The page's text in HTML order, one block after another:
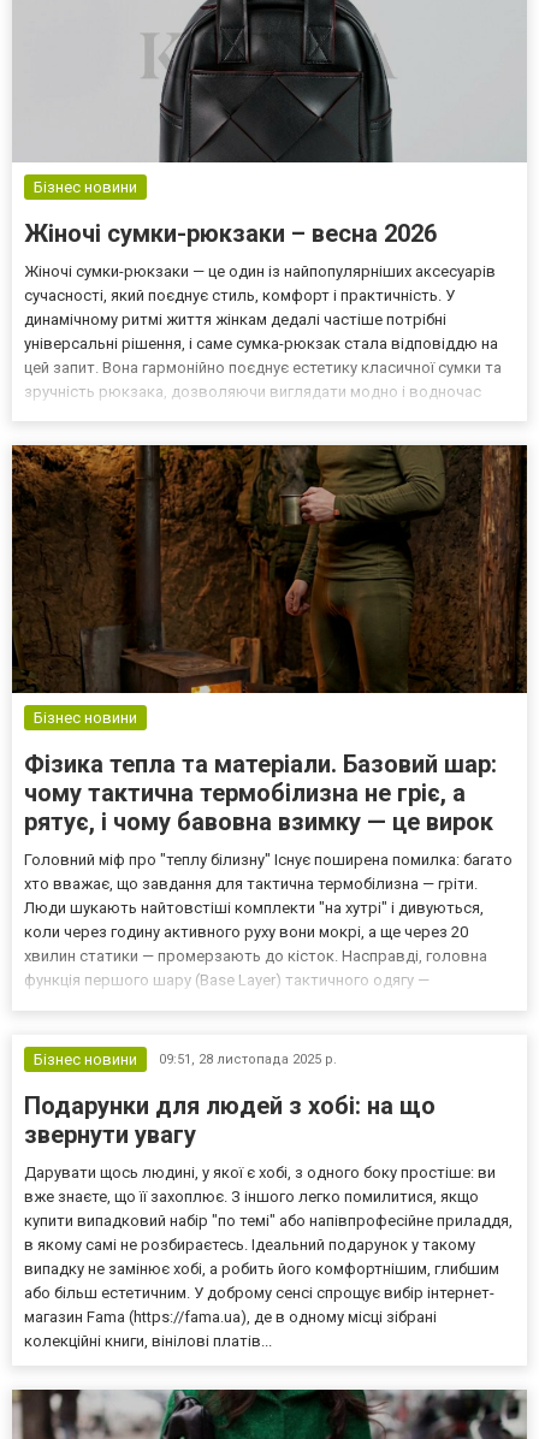
Бізнес новини
Жіночі сумки-рюкзаки – весна 2026
Жіночі сумки-рюкзаки — це один із найпопулярніших аксесуарів
сучасності, який поєднує стиль, комфорт і практичність. У
динамічному ритмі життя жінкам дедалі частіше потрібні
універсальні рішення, і саме сумка-рюкзак стала відповіддю на
цей запит. Вона гармонійно поєднує естетику класичної сумки та
зручність рюкзака, дозволяючи виглядати модно і водночас
Бізнес новини
Фізика тепла та матеріали. Базовий шар:
чому тактична термобілизна не гріє, а
рятує, і чому бавовна взимку — це вирок
Головний міф про "теплу білизну" Існує поширена помилка: багато
хто вважає, що завдання для тактична термобілизна — гріти.
Люди шукають найтовстіші комплекти "на хутрі" і дивуються,
коли через годину активного руху вони мокрі, а ще через 20
хвилин статики — промерзають до кісток. Насправді, головна
функція першого шару (Base Layer) тактичного одягу —
Бізнес новини
09:51, 28 листопада 2025 р.
Подарунки для людей з хобі: на що
звернути увагу
Дарувати щось людині, у якої є хобі, з одного боку простіше: ви
вже знаєте, що її захоплює. З іншого легко помилитися, якщо
купити випадковий набір "по темі" або напівпрофесійне приладдя,
в якому самі не розбираєтесь. Ідеальний подарунок у такому
випадку не замінює хобі, а робить його комфортнішим, глибшим
або більш естетичним. У доброму сенсі спрощує вибір інтернет-
магазин Fama (https://fama.ua), де в одному місці зібрані
колекційні книги, вінілові платів...